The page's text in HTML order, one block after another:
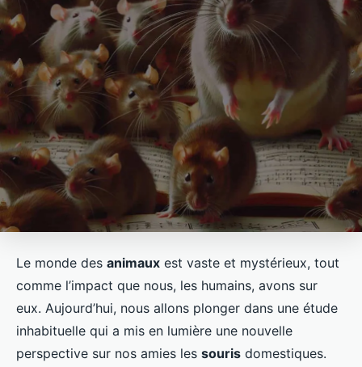
Le monde des animaux est vaste et mystérieux, tout
comme l’impact que nous, les humains, avons sur
eux. Aujourd’hui, nous allons plonger dans une étude
inhabituelle qui a mis en lumière une nouvelle
perspective sur nos amies les souris domestiques.